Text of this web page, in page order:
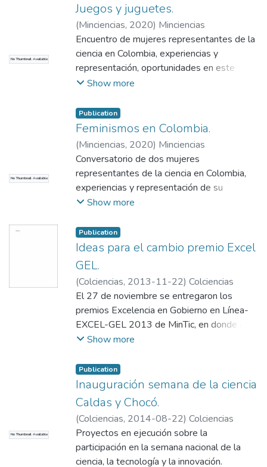
No Thumbnail Available
Juegos y juguetes.
(Minciencias, 2020) Minciencias
Encuentro de mujeres representantes de la
ciencia en Colombia, experiencias y
representación, oportunidades en este
campo, planteamientos de la visibilidad que
los juguetes que se desarrollan para los
mismos
Show more
No Thumbnail Available
Publication
Feminismos en Colombia.
(Minciencias, 2020) Minciencias
Conversatorio de dos mujeres
representantes de la ciencia en Colombia,
experiencias y representación de su
feminismo con la motivación a cerrar brechas
representantes.
Show more
Publication
Ideas para el cambio premio Excel
GEL.
(Colciencias, 2013-11-22) Colciencias
El 27 de noviembre se entregaron los
premios Excelencia en Gobierno en Línea-
EXCEL-GEL 2013 de MinTic, en donde el
programa Ideas para el Cambio de
categoría OEA - Gobierno Abierto. Este
premio reconoce los esfuerzos realizados
desde la Administración Pública para hacer
más fácil la relación de los colombianos con
el Estado a través del uso de Tecnologías
de la Información y las Comunicaciones. La
categoría OEA - Gobierno Abierto, premió a
Show more
No Thumbnail Available
Publication
Inauguración semana de la ciencia
Caldas y Chocó.
(Colciencias, 2014-08-22) Colciencias
Proyectos en ejecución sobre la
participación en la semana nacional de la
ciencia, la tecnología y la innovación.